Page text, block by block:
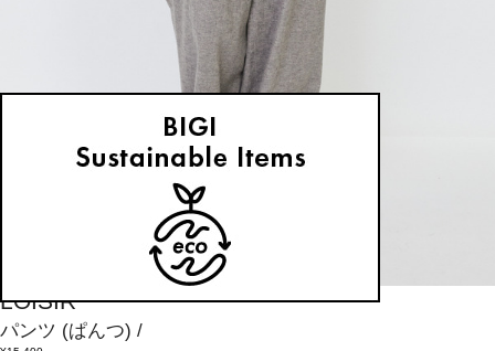
LOISIR
パンツ (ぱんつ) /